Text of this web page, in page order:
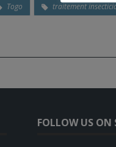
Togo traitement
FOLLOW US ON